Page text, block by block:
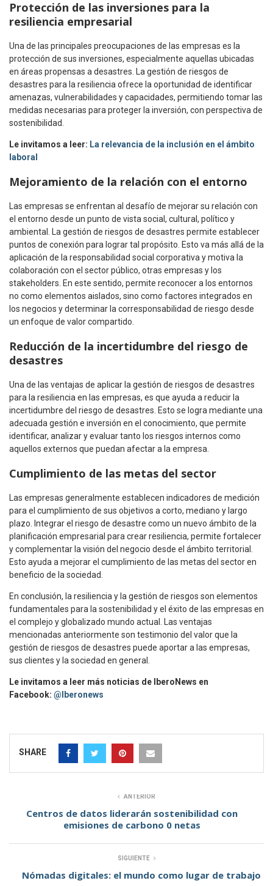
Protección de las inversiones para la
resiliencia empresarial
Una de las principales preocupaciones de las empresas es la
protección de sus inversiones, especialmente aquellas ubicadas
en áreas propensas a desastres. La gestión de riesgos de
desastres para la resiliencia ofrece la oportunidad de identificar
amenazas, vulnerabilidades y capacidades, permitiendo tomar las
medidas necesarias para proteger la inversión, con perspectiva de
sostenibilidad.
Le invitamos a leer: La relevancia de la inclusión en el ámbito
laboral
Mejoramiento de la relación con el entorno
Las empresas se enfrentan al desafío de mejorar su relación con
el entorno desde un punto de vista social, cultural, político y
ambiental. La gestión de riesgos de desastres permite establecer
puntos de conexión para lograr tal propósito. Esto va más allá de la
aplicación de la responsabilidad social corporativa y motiva la
colaboración con el sector público, otras empresas y los
stakeholders. En este sentido, permite reconocer a los entornos
no como elementos aislados, sino como factores integrados en
los negocios y determinar la corresponsabilidad de riesgo desde
un enfoque de valor compartido.
Reducción de la incertidumbre del riesgo de
desastres
Una de las ventajas de aplicar la gestión de riesgos de desastres
para la resiliencia en las empresas, es que ayuda a reducir la
incertidumbre del riesgo de desastres. Esto se logra mediante una
adecuada gestión e inversión en el conocimiento, que permite
identificar, analizar y evaluar tanto los riesgos internos como
aquellos externos que puedan afectar a la empresa.
Cumplimiento de las metas del sector
Las empresas generalmente establecen indicadores de medición
para el cumplimiento de sus objetivos a corto, mediano y largo
plazo. Integrar el riesgo de desastre como un nuevo ámbito de la
planificación empresarial para crear resiliencia, permite fortalecer
y complementar la visión del negocio desde el ámbito territorial.
Esto ayuda a mejorar el cumplimiento de las metas del sector en
beneficio de la sociedad.
En conclusión, la resiliencia y la gestión de riesgos son elementos
fundamentales para la sostenibilidad y el éxito de las empresas en
el complejo y globalizado mundo actual. Las ventajas
mencionadas anteriormente son testimonio del valor que la
gestión de riesgos de desastres puede aportar a las empresas,
sus clientes y la sociedad en general.
Le invitamos a leer más noticias de IberoNews en
Facebook: @Iberonews
SHARE
ANTERIOR
Centros de datos liderarán sostenibilidad con
emisiones de carbono 0 netas
SIGUIENTE
Nómadas digitales: el mundo como lugar de trabajo